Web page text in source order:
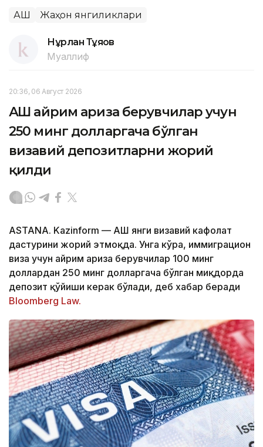
АҚШ Жаҳон янгиликлари
Нұрлан Тұяқов
Муаллиф
20:36, 06 Август 2026
АҚШ айрим ариза берувчилар учун
250 минг долларгача бўлган
визавий депозитларни жорий
қилди
ASTANA. Kazinform — АҚШ янги визавий кафолат
дастурини жорий этмоқда. Унга кўра, иммиграцион
виза учун айрим ариза берувчилар 100 минг
доллардан 250 минг долларгача бўлган миқдорда
депозит қўйиши керак бўлади, деб хабар беради
Bloomberg Law.